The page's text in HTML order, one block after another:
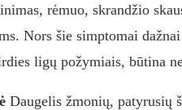
rėmuo, skrandžio
Nors šie simptomai
ligų požymiais, būtina
Daugelis žmonių, patyrusių